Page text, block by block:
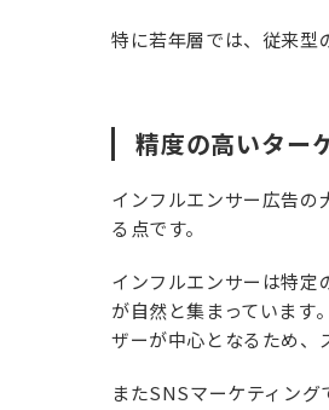
特に若年層では、従来型
精度の高いター
インフルエンサー広告の
る点です。
インフルエンサーは特定
が自然と集まっています
ザーが中心となるため、
またSNSマーケティン